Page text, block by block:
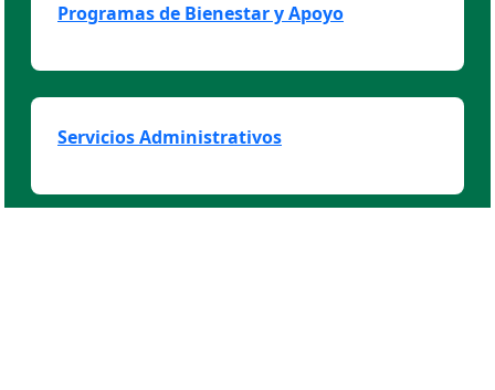
Programas de Bienestar y Apoyo
Servicios Administrativos